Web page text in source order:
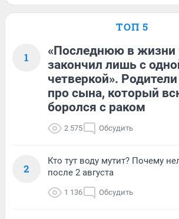
ТОП 5
1
«Последнюю в жизни
закончил лишь с
четверкой».
про сына, который
боролся с раком
2 575 Обсудить
2
Кто тут воду мутит? Почему
после 2 августа
1 136 Обсудить